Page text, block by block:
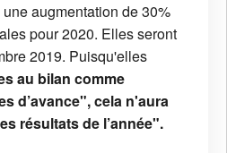
augmentation de 30%
pour 2020. Elles seront
2019. Puisqu'elles
au bilan comme
d’avance", cela n'aura
résultats de l’année".